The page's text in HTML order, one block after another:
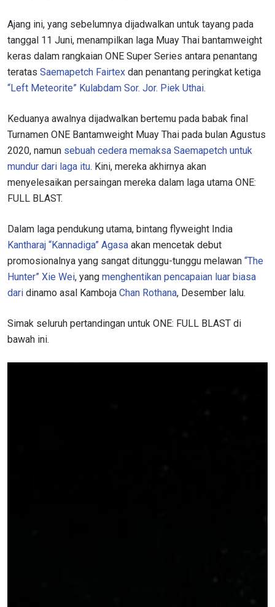
Ajang ini, yang sebelumnya dijadwalkan untuk tayang pada
tanggal 11 Juni, menampilkan laga Muay Thai bantamweight
keras dalam rangkaian ONE Super Series antara penantang
teratas Saemapetch Fairtex dan penantang peringkat ketiga
“Left Meteorite” Kulabdam Sor. Jor. Piek Uthai.
Keduanya awalnya dijadwalkan bertemu pada babak final
Turnamen ONE Bantamweight Muay Thai pada bulan Agustus
2020, namun sebuah cedera memaksa Saemapetch untuk
mundur dari laga itu. Kini, mereka akhirnya akan
menyelesaikan persaingan mereka dalam laga utama ONE:
FULL BLAST.
Dalam laga pendukung utama, bintang flyweight India
Kantharaj “Kannadiga” Agasa akan mencetak debut
promosionalnya yang sangat ditunggu-tunggu melawan “The
Hunter” Xie Wei, yang menghentikan pencapaian luar biasa
dari dinamo asal Kamboja Chan Rothana, Desember lalu.
Simak seluruh pertandingan untuk ONE: FULL BLAST di
bawah ini.